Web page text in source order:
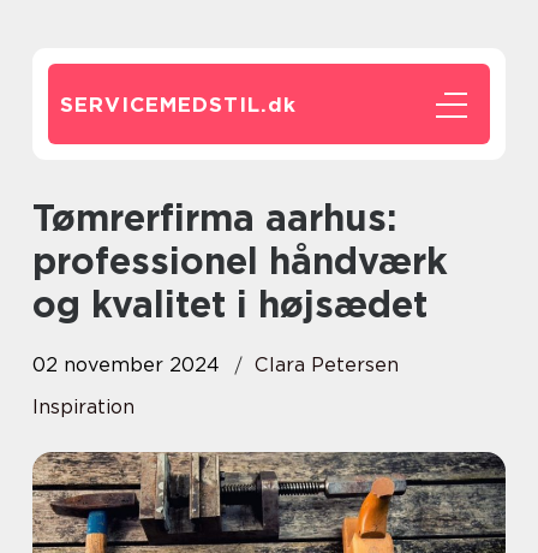
SERVICEMEDSTIL.dk
Tømrerfirma aarhus:
professionel håndværk
og kvalitet i højsædet
02 november 2024
Clara Petersen
Inspiration